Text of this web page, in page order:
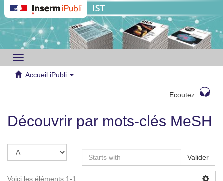
Toggle
navigation
Accueil iPubli
Ecoutez
Découvrir par mots-clés MeSH
Valider
Voici les éléments 1-1